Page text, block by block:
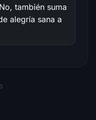
No, también suma
alegría sana a